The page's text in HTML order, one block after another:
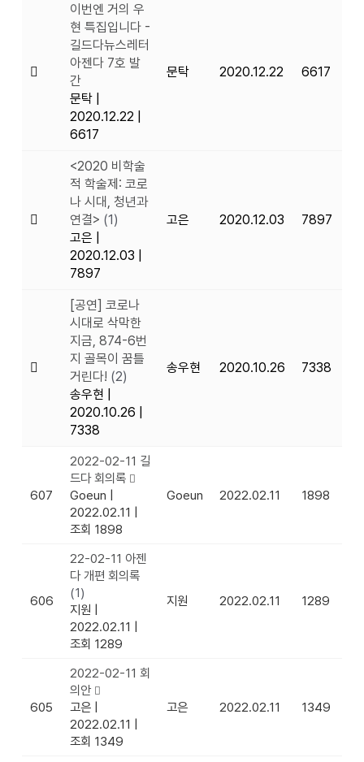
이번엔 거의 우
현 특집입니다 -
길드다뉴스레터
아젠다 7호 발
간
문탁
2020.12.22
6617
문탁 2020.12.22 6617
<2020 비학술
적 학술제: 코로
나 시대, 청년과
연결> (1)
고은
2020.12.03
7897
고은 2020.12.03 7897
[공연] 코로나
시대로 삭막한
지금, 874-6번
지 골목이 꿈틀
거린다! (2)
송우현
2020.10.26
7338
송우현 2020.10.26 7338
607
2022-02-11 길
드다 회의록
Goeun
2022.02.11
조회 1898
Goeun 2022.02.11 1898
606
22-02-11 아젠
다 개편 회의록
(1)
지원
2022.02.11
조회 1289
지원 2022.02.11 1289
605
2022-02-11 회
의안
고은
2022.02.11
조회 1349
고은 2022.02.11 1349